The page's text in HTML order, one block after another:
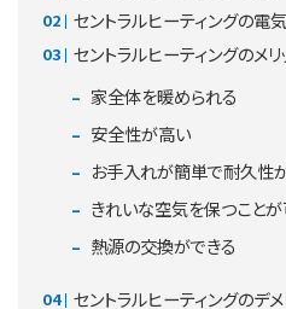
セントラルヒーティングの電
セントラルヒーティングのメリ
家全体を暖められる
安全性が高い
お手入れが簡単で耐久性
きれいな空気を保つこと
熱源の交換ができる
セントラルヒーティングのデメ